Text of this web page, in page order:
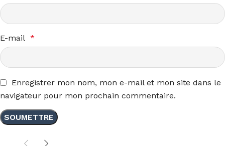
E-mail *
Enregistrer mon nom, mon e-mail et mon site dans le
navigateur pour mon prochain commentaire.